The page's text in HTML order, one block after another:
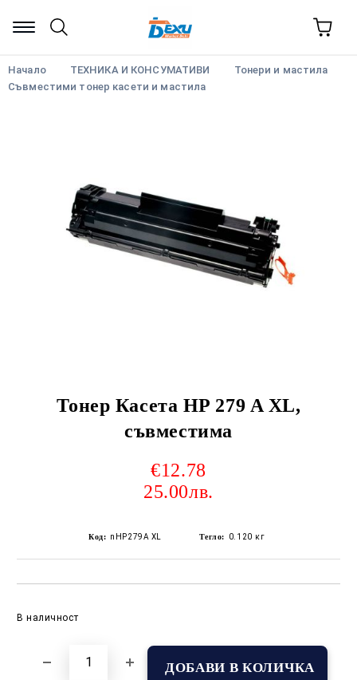
Начало ТЕХНИКА И КОНСУМАТИВИ
Тонери и мастила
Съвместими тонер касети и мастила
Тонер Касета HP 279 A XL,
съвместима
€12.78
25.00лв.
Код: nHP279A XL Тегло: 0.120 кг
В наличност